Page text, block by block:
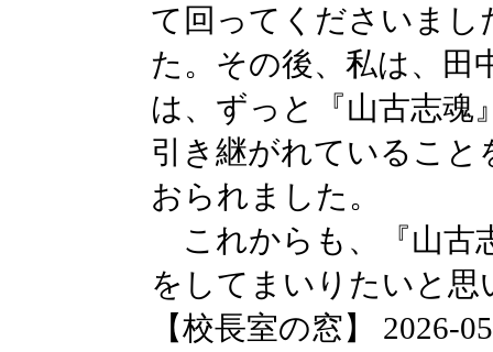
て回ってくださいまし
た。その後、私は、田
は、ずっと『山古志魂
引き継がれているこ
おられました。
これからも、『山古
をしてまいりたいと思
【校長室の窓】 2026-